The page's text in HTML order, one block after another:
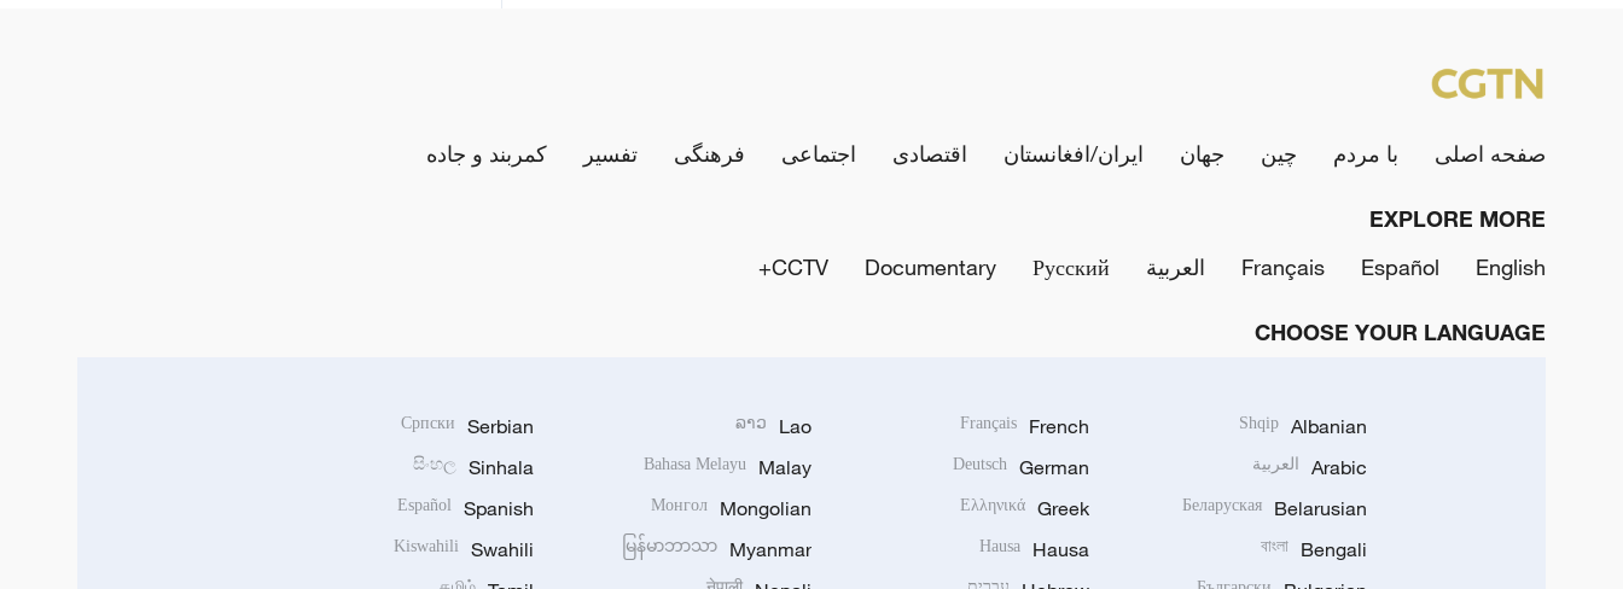
صفحه اصلی با مردم چین جهان ایران/افغانستان اقتصادی اجتماعی فرهنگی تفسیر کمربند و جاده
EXPLORE MORE
English
Español
Français العربية Русский
Documentary
CCTV+
CHOOSE YOUR LANGUAGE
Albanian
Shqip
Arabic العربية
Belarusian
Беларуская
Bengali
বাংলা
French
Français
German
Deutsch
Greek
Ελληνικά
Hausa
Hausa
Lao
ລາວ
Malay
Bahasa Melayu
Mongolian
Монгол
Myanmar
မြန်မာဘာသာ
Serbian
Српски
Sinhala
සිංහල
Spanish
Español
Swahili
Kiswahili